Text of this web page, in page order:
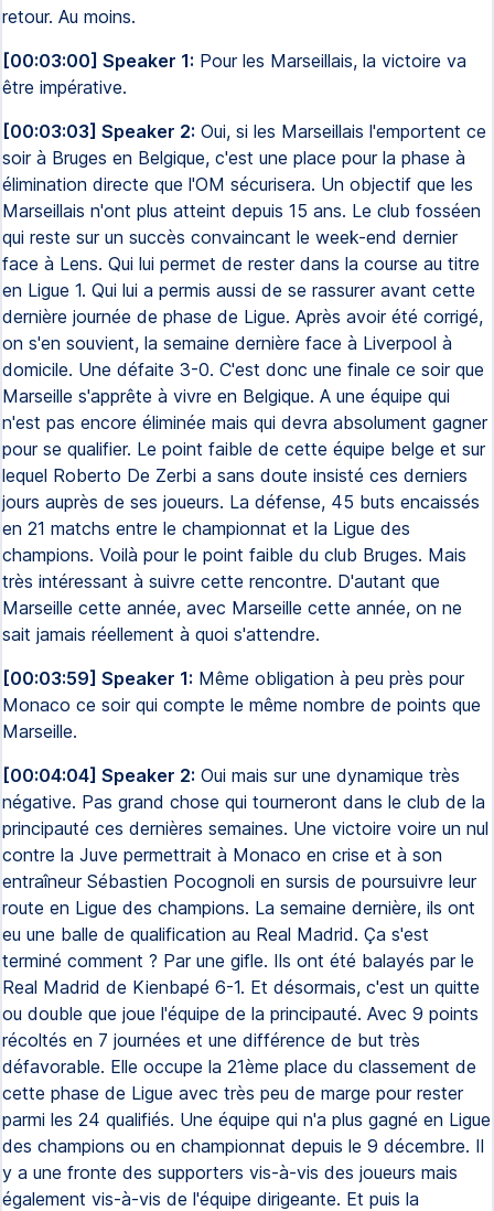
retour. Au moins.
[00:03:00] Speaker 1: Pour les Marseillais, la victoire va
être impérative.
[00:03:03] Speaker 2: Oui, si les Marseillais l'emportent ce
soir à Bruges en Belgique, c'est une place pour la phase à
élimination directe que l'OM sécurisera. Un objectif que les
Marseillais n'ont plus atteint depuis 15 ans. Le club fosséen
qui reste sur un succès convaincant le week-end dernier
face à Lens. Qui lui permet de rester dans la course au titre
en Ligue 1. Qui lui a permis aussi de se rassurer avant cette
dernière journée de phase de Ligue. Après avoir été corrigé,
on s'en souvient, la semaine dernière face à Liverpool à
domicile. Une défaite 3-0. C'est donc une finale ce soir que
Marseille s'apprête à vivre en Belgique. A une équipe qui
n'est pas encore éliminée mais qui devra absolument gagner
pour se qualifier. Le point faible de cette équipe belge et sur
lequel Roberto De Zerbi a sans doute insisté ces derniers
jours auprès de ses joueurs. La défense, 45 buts encaissés
en 21 matchs entre le championnat et la Ligue des
champions. Voilà pour le point faible du club Bruges. Mais
très intéressant à suivre cette rencontre. D'autant que
Marseille cette année, avec Marseille cette année, on ne
sait jamais réellement à quoi s'attendre.
[00:03:59] Speaker 1: Même obligation à peu près pour
Monaco ce soir qui compte le même nombre de points que
Marseille.
[00:04:04] Speaker 2: Oui mais sur une dynamique très
négative. Pas grand chose qui tourneront dans le club de la
principauté ces dernières semaines. Une victoire voire un nul
contre la Juve permettrait à Monaco en crise et à son
entraîneur Sébastien Pocognoli en sursis de poursuivre leur
route en Ligue des champions. La semaine dernière, ils ont
eu une balle de qualification au Real Madrid. Ça s'est
terminé comment ? Par une gifle. Ils ont été balayés par le
Real Madrid de Kienbapé 6-1. Et désormais, c'est un quitte
ou double que joue l'équipe de la principauté. Avec 9 points
récoltés en 7 journées et une différence de but très
défavorable. Elle occupe la 21ème place du classement de
cette phase de Ligue avec très peu de marge pour rester
parmi les 24 qualifiés. Une équipe qui n'a plus gagné en Ligue
des champions ou en championnat depuis le 9 décembre. Il
y a une fronte des supporters vis-à-vis des joueurs mais
également vis-à-vis de l'équipe dirigeante. Et puis la